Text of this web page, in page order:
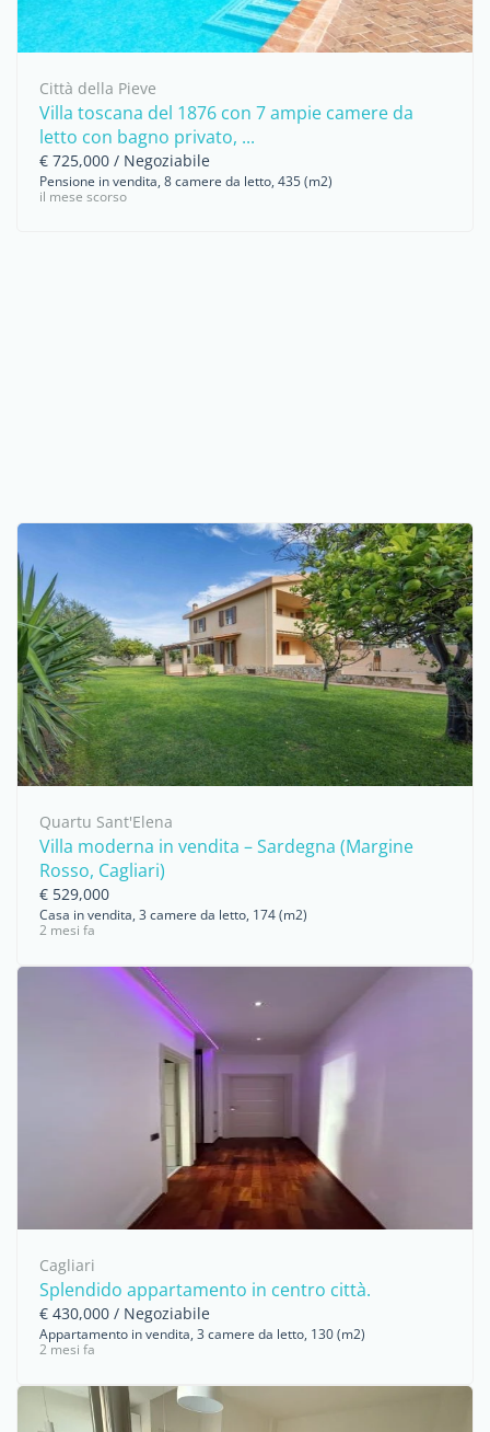
Città della Pieve
Villa toscana del 1876 con 7 ampie camere da
letto con bagno privato, ...
€ 725,000 / Negoziabile
Pensione in vendita, 8 camere da letto, 435 (m2)
il mese scorso
Quartu Sant'Elena
Villa moderna in vendita – Sardegna (Margine
Rosso, Cagliari)
€ 529,000
Casa in vendita, 3 camere da letto, 174 (m2)
2 mesi fa
Cagliari
Splendido appartamento in centro città.
€ 430,000 / Negoziabile
Appartamento in vendita, 3 camere da letto, 130 (m2)
2 mesi fa